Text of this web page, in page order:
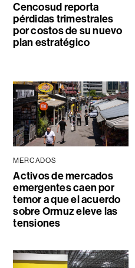
Cencosud reporta
pérdidas trimestrales
por costos de su nuevo
plan estratégico
MERCADOS
Activos de mercados
emergentes caen por
temor a que el acuerdo
sobre Ormuz eleve las
tensiones